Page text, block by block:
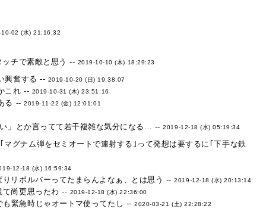
02 (水) 21:16:32
ッチで素敵と思う -- 2019-10-10 (木) 18:29:23
興奮する -- 2019-10-20 (日) 19:38:07
これ -- 2019-10-31 (木) 23:51:16
る --2019-11-22 (金) 12:01:01
い」とか言ってて若干複雑な気分になる… --2019-12-18 (水) 05:19:34
グナム弾をセミオートで連射する｣って発想は要するに｢下手な鉄
12-18 (水) 16:59:34
リボルバーってたまらんよなぁ、とは思う --2019-12-18 (水) 20:13:14
て尚更思ったわ -- 2019-12-18 (水) 22:36:00
も緊急時じゃオートマ使ってたし --2020-03-21 (土) 22:28:22